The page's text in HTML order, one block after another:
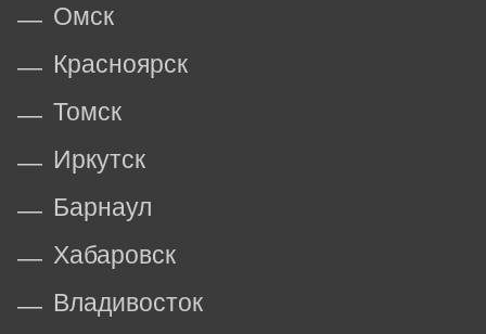
Омск
Красноярск
Томск
Иркутск
Барнаул
Хабаровск
Владивосток